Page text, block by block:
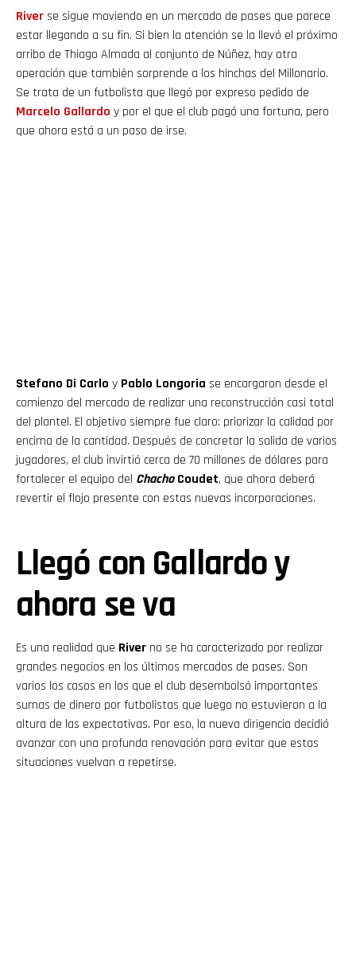
Riverse sigue moviendo en un mercado de pases que parece
estar llegando a su fin. Si bien la atención se la llevó el próximo
arribo de Thiago Almada al conjunto de Núñez, hay otra
operación que también sorprende a los hinchas del Millonario.
Se trata de un futbolista que llegó por expreso pedido de
Marcelo Gallardo y por el que el club pagó una fortuna, pero
que ahora está a un paso de irse.
Stefano Di Carlo y Pablo Longoria se encargaron desde el
comienzo del mercado de realizar una reconstrucción casi total
del plantel. El objetivo siempre fue claro: priorizar la calidad por
encima de la cantidad. Después de concretar la salida de varios
jugadores, el club invirtió cerca de 70 millones de dólares para
fortalecer el equipo del ChachoCoudet, que ahora deberá
revertir el flojo presente con estas nuevas incorporaciones.
Llegó con Gallardo y
ahora se va
Es una realidad que River no se ha caracterizado por realizar
grandes negocios en los últimos mercados de pases. Son
varios los casos en los que el club desembolsó importantes
sumas de dinero por futbolistas que luego no estuvieron a la
altura de las expectativas. Por eso, la nueva dirigencia decidió
avanzar con una profunda renovación para evitar que estas
situaciones vuelvan a repetirse.